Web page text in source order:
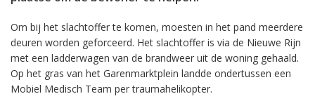
Om bij het slachtoffer te komen, moesten in het pand meerdere
deuren worden geforceerd. Het slachtoffer is via de Nieuwe Rijn
met een ladderwagen van de brandweer uit de woning gehaald.
Op het gras van het Garenmarktplein landde ondertussen een
Mobiel Medisch Team per traumahelikopter.